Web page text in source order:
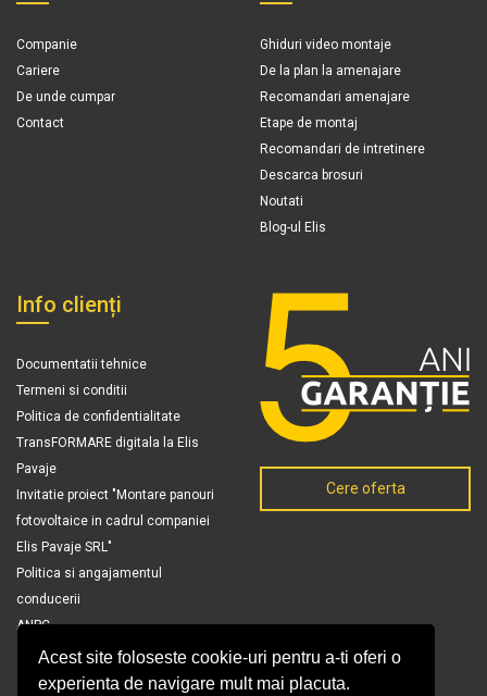
Acest site foloseste cookie-uri pentru a-ti oferi o
experienta de navigare mult mai placuta.
Companie
Cariere
De unde cumpar
Contact
Ghiduri video montaje
De la plan la amenajare
Recomandari amenajare
Etape de montaj
Recomandari de intretinere
Descarca brosuri
Noutati
Blog-ul Elis
Info clienți
Documentatii tehnice
Termeni si conditii
Politica de confidentialitate
TransFORMARE digitala la Elis
Pavaje
Invitatie proiect "Montare panouri
fotovoltaice in cadrul companiei
Elis Pavaje SRL"
Politica si angajamentul
conducerii
ANPC
Cere oferta